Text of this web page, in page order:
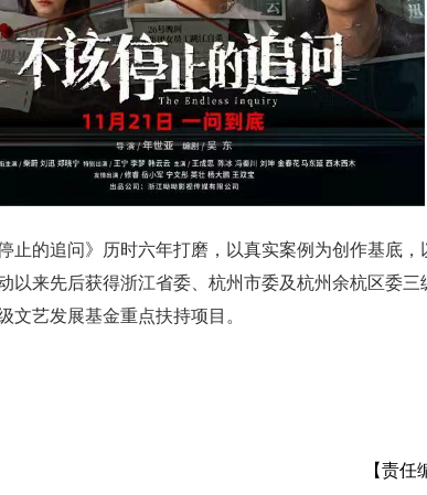
止的追问》历时六年打磨，以真实案例为创作基底，
以来先后获得浙江省委、杭州市委及杭州余杭区委三
文艺发展基金重点扶持项目。
【责任